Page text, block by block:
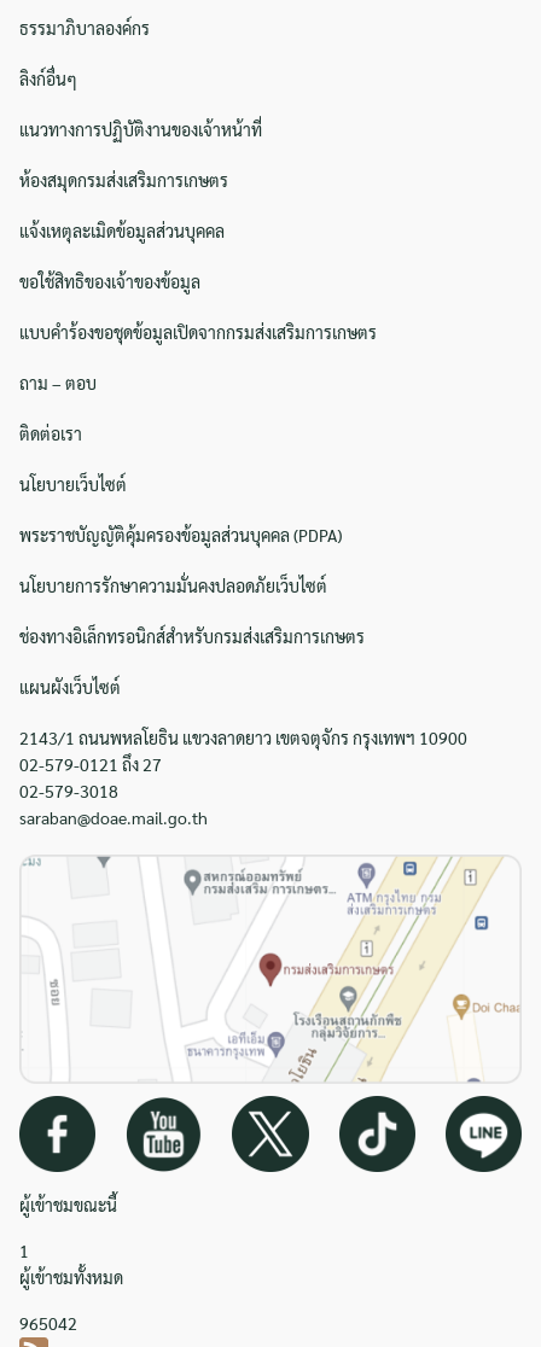
ธรรมาภิบาลองค์กร
ลิงก์อื่นๆ
แนวทางการปฏิบัติงานของเจ้าหน้าที่
ห้องสมุดกรมส่งเสริมการเกษตร
แจ้งเหตุละเมิดข้อมูลส่วนบุคคล
ขอใช้สิทธิของเจ้าของข้อมูล
แบบคำร้องขอชุดข้อมูลเปิดจากกรมส่งเสริมการเกษตร
ถาม – ตอบ
ติดต่อเรา
นโยบายเว็บไซต์
พระราชบัญญัติคุ้มครองข้อมูลส่วนบุคคล (PDPA)
นโยบายการรักษาความมั่นคงปลอดภัยเว็บไซต์
ช่องทางอิเล็กทรอนิกส์สำหรับกรมส่งเสริมการเกษตร
แผนผังเว็บไซต์
2143/1 ถนนพหลโยธิน แขวงลาดยาว เขตจตุจักร กรุงเทพฯ 10900
02-579-0121 ถึง 27
02-579-3018
saraban@doae.mail.go.th
ผู้เข้าชมขณะนี้
1
ผู้เข้าชมทั้งหมด
965042